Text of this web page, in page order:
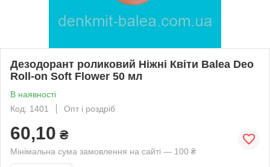
Дезодорант роликовий Ніжні Квіти Balea Deo
Roll-on Soft Flower 50 мл
В наявності
Код: 1401
Опт і роздріб
60,10 ₴
Мінімальна сума замовлення на сайті — 100 ₴